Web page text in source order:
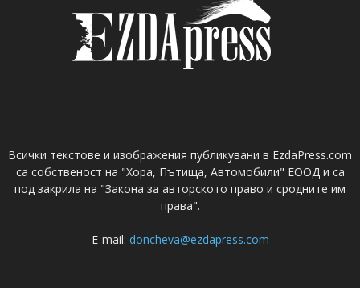
Всички текстове и изображения публикувани в EzdaPress.com
са собственост на "Хора, Пътища, Автомобили" ЕООД и са
под закрила на "Закона за авторското право и сродните им
права".
E-mail: doncheva@ezdapress.com